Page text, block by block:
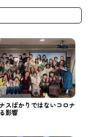
スばかりではないコロナ
影響